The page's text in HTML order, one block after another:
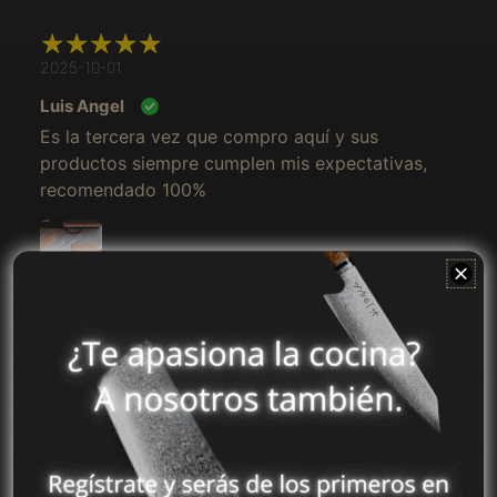
2025-10-01
Luis Angel
Es la tercera vez que compro aquí y sus
productos siempre cumplen mis expectativas,
recomendado 100%
2025-10-07
Saul
Anguila (MXN $)
Antigua y Barbuda
(MXN $)
Arabia Saudí (MXN
$)
Argentina (MXN $)
Australia (MXN $)
Austria (MXN $)
Azerbaiyán (MXN $)
Bahamas (MXN $)
Bangladés (MXN $)